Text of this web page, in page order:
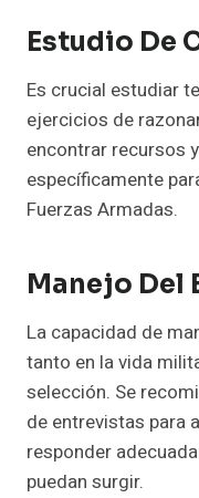
Estudio De
Es crucial estudiar
ejercicios de
encontrar recursos
específicamente
Fuerzas Armadas.
Manejo Del
La capacidad de
tanto en la vida
selección. Se
de entrevistas para
responder
puedan surgir.